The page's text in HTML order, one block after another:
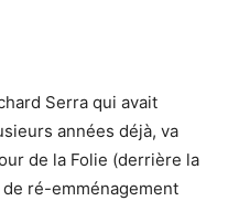
Serra qui avait
années déjà, va
de la Folie (derrière la
ré-emménagement